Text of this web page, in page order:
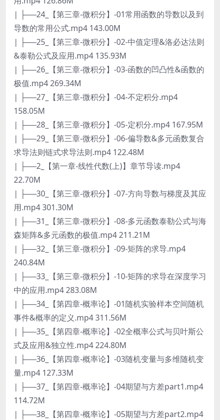
| ├──24_【第三章-微积分】-01常用函数的导数以及到
导数的常用公式.mp4 143.00M
| ├──25_【第三章-微积分】-02-中值定理&洛必达法则
&泰勒公式及应用.mp4 135.93M
| ├──26_【第三章-微积分】-03-函数的凹凸性&函数的
极值.mp4 269.34M
| ├──27_【第三章-微积分】-04-不定积分.mp4
158.05M
| ├──28_【第三章-微积分】-05-定积分.mp4 167.95M
| ├──29_【第三章-微积分】-06-偏导数&多元函数复合
求导法则链式求导法则.mp4 122.48M
| ├──2_【第一章-线性代数(上)】章节导读.mp4
22.70M
| ├──30_【第三章-微积分】-07-方向导数与梯度及其应
用.mp4 301.30M
| ├──31_【第三章-微积分】-08-多元函数泰勒公式与海
森矩阵&多元函数的极值.mp4 211.21M
| ├──32_【第三章-微积分】-09-矩阵的求导.mp4
240.84M
| ├──33_【第三章-微积分】-10-矩阵的求导在深度学习
中的应用.mp4 283.08M
| ├──34_【第四章-概率论】-01随机实验样本空间随机
事件&概率的定义.mp4 311.56M
| ├──35_【第四章-概率论】-02全概率公式与贝叶斯公
式及应用&独立性.mp4 224.80M
| ├──36_【第四章-概率论】-03随机变量与多维随机变
量.mp4 127.33M
| ├──37_【第四章-概率论】-04期望与方差part1.mp4
114.72M
| ├──38_【第四章-概率论】-05期望与方差part2.mp4